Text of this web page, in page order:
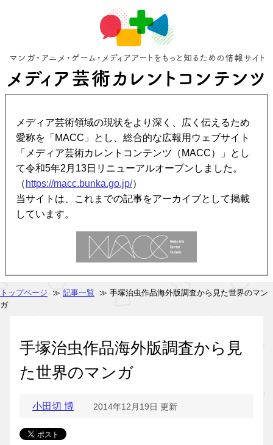
メディア芸術領域の現状をより深く、広く伝えるため
愛称を「MACC」とし、総合的な広報用ウェブサイト
「メディア芸術カレントコンテンツ（MACC）」とし
て令和5年2月13日リニューアルオープンしました。
（ https://macc.bunka.go.jp/）
当サイトは、これまでの記事をアーカイブとして掲載
しています。
トップページ ≫ 記事一覧 ≫ 手塚治虫作品海外版調査から見た世界のマン
ガ
手塚治虫作品海外版調査から見
た世界のマンガ
小田切 博 2014年12月19日 更新